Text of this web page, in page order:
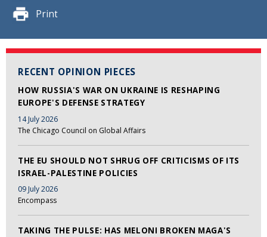
Print
RECENT OPINION PIECES
HOW RUSSIA'S WAR ON UKRAINE IS RESHAPING
EUROPE'S DEFENSE STRATEGY
14 July 2026
The Chicago Council on Global Affairs
THE EU SHOULD NOT SHRUG OFF CRITICISMS OF ITS
ISRAEL-PALESTINE POLICIES
09 July 2026
Encompass
TAKING THE PULSE: HAS MELONI BROKEN MAGA'S